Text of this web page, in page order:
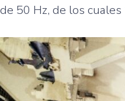
de 50 Hz, de los